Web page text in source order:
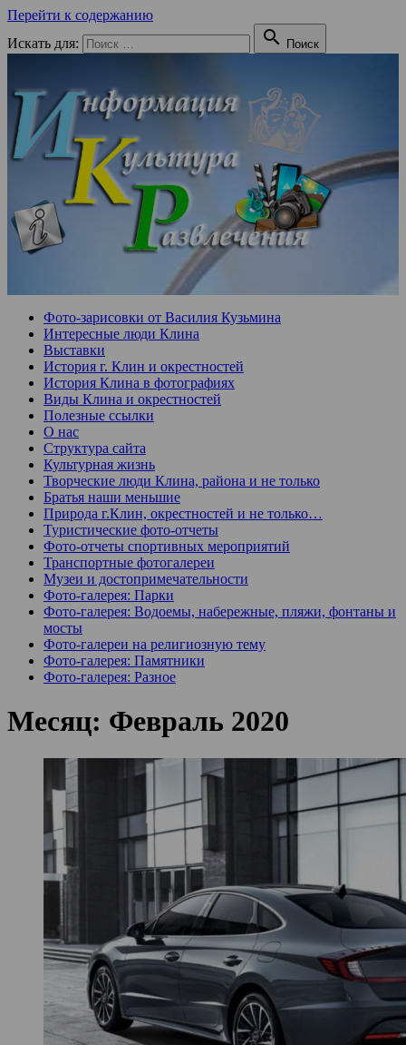
Перейти к содержанию
Искать для:
 Поиск
Фото-зарисовки от Василия Кузьмина
Интересные люди Клина
Выставки
История г. Клин и окрестностей
История Клина в фотографиях
Виды Клина и окрестностей
Полезные ссылки
О нас
Структура сайта
Культурная жизнь
Творческие люди Клина, района и не только
Братья наши меньшие
Природа г.Клин, окрестностей и не только…
Туристические фото-отчеты
Фото-отчеты спортивных мероприятий
Транспортные фотогалереи
Музеи и достопримечательности
Фото-галерея: Парки
Фото-галерея: Водоемы, набережные, пляжи, фонтаны и
мосты
Фото-галереи на религиозную тему
Фото-галерея: Памятники
Фото-галерея: Разное
Месяц: Февраль 2020